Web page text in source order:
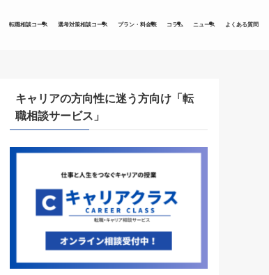
転職相談コース 選考対策相談コース プラン・料金表 コラム ニュース よくある質問
キャリアの方向性に迷う方向け「転
職相談サービス」